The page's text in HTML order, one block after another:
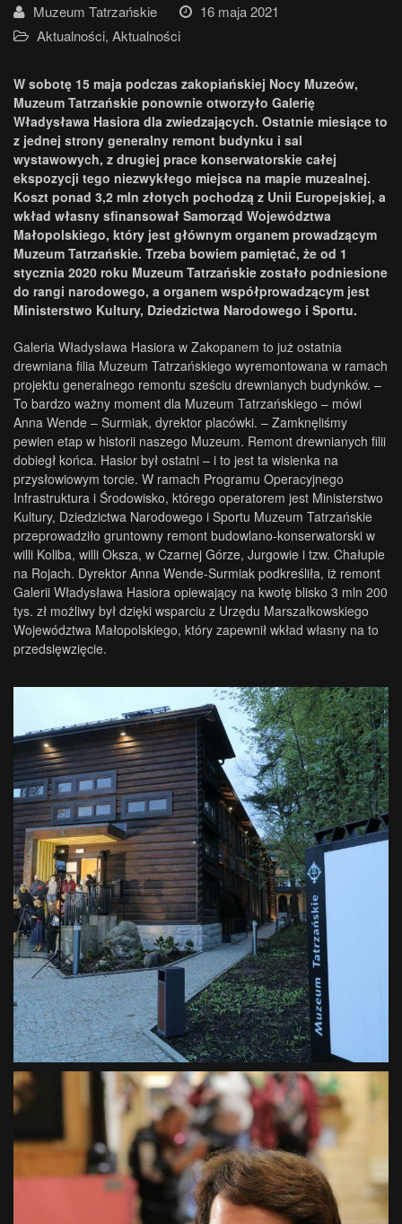
Muzeum Tatrzańskie
16 maja 2021
Aktualności, Aktualności
W sobotę 15 maja podczas zakopiańskiej Nocy Muzeów,
Muzeum Tatrzańskie ponownie otworzyło Galerię
Władysława Hasiora dla zwiedzających. Ostatnie miesiące to
z jednej strony generalny remont budynku i sal
wystawowych, z drugiej prace konserwatorskie całej
ekspozycji tego niezwykłego miejsca na mapie muzealnej.
Koszt ponad 3,2 mln złotych pochodzą z Unii Europejskiej, a
wkład własny sfinansował Samorząd Województwa
Małopolskiego, który jest głównym organem prowadzącym
Muzeum Tatrzańskie. Trzeba bowiem pamiętać, że od 1
stycznia 2020 roku Muzeum Tatrzańskie zostało podniesione
do rangi narodowego, a organem współprowadzącym jest
Ministerstwo Kultury, Dziedzictwa Narodowego i Sportu.
Galeria Władysława Hasiora w Zakopanem to już ostatnia
drewniana filia Muzeum Tatrzańskiego wyremontowana w ramach
projektu generalnego remontu sześciu drewnianych budynków. –
To bardzo ważny moment dla Muzeum Tatrzańskiego – mówi
Anna Wende – Surmiak, dyrektor placówki. – Zamknęliśmy
pewien etap w historii naszego Muzeum. Remont drewnianych filii
dobiegł końca. Hasior był ostatni – i to jest ta wisienka na
przysłowiowym torcie. W ramach Programu Operacyjnego
Infrastruktura i Środowisko, którego operatorem jest Ministerstwo
Kultury, Dziedzictwa Narodowego i Sportu Muzeum Tatrzańskie
przeprowadziło gruntowny remont budowlano-konserwatorski w
willi Koliba, willi Oksza, w Czarnej Górze, Jurgowie i tzw. Chałupie
na Rojach. Dyrektor Anna Wende-Surmiak podkreśliła, iż remont
Galerii Władysława Hasiora opiewający na kwotę blisko 3 mln 200
tys. zł możliwy był dzięki wsparciu z Urzędu Marszałkowskiego
Województwa Małopolskiego, który zapewnił wkład własny na to
przedsięwzięcie.